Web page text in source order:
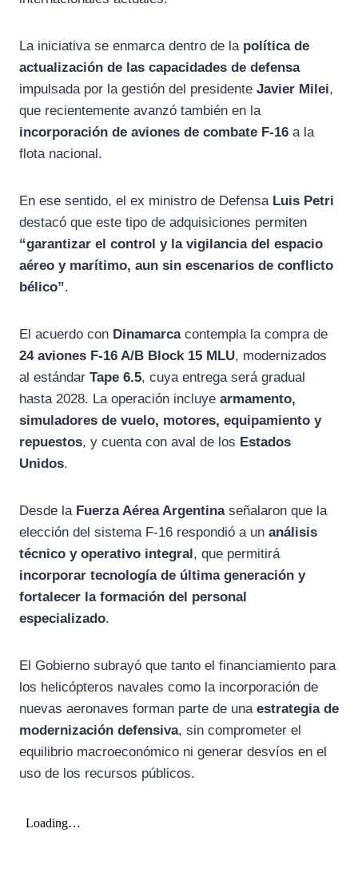
La iniciativa se enmarca dentro de la política de
actualización de las capacidades de defensa
impulsada por la gestión del presidente Javier Milei,
que recientemente avanzó también en la
incorporación de aviones de combate F-16 a la
flota nacional.
En ese sentido, el ex ministro de Defensa Luis Petri
destacó que este tipo de adquisiciones permiten
“garantizar el control y la vigilancia del espacio
aéreo y marítimo, aun sin escenarios de conflicto
bélico”.
El acuerdo con Dinamarcacontempla la compra de
24 aviones F-16 A/B Block 15 MLU, modernizados
al estándar Tape 6.5, cuya entrega será gradual
hasta 2028. La operación incluye armamento,
simuladores de vuelo, motores, equipamiento y
repuestos, y cuenta con aval de los Estados
Unidos.
Desde la Fuerza Aérea Argentinaseñalaron que la
elección del sistema F-16 respondió a un análisis
técnico y operativo integral, que permitirá
incorporar tecnología de última generación y
fortalecer la formación del personal
especializado.
El Gobierno subrayó que tanto el financiamiento para
los helicópteros navales como la incorporación de
nuevas aeronaves forman parte de una estrategia de
modernización defensiva, sin comprometer el
equilibrio macroeconómico ni generar desvíos en el
uso de los recursos públicos.